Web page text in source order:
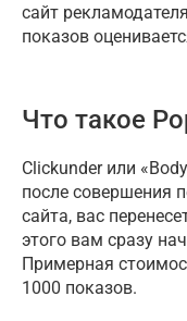
сайт
показов
Что такое
Clickunder или
после совершения
сайта, вас
этого вам сразу
Примерная
1000 показов.